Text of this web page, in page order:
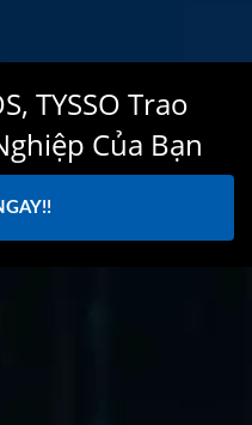
TYSSO Trao
Của Bạn